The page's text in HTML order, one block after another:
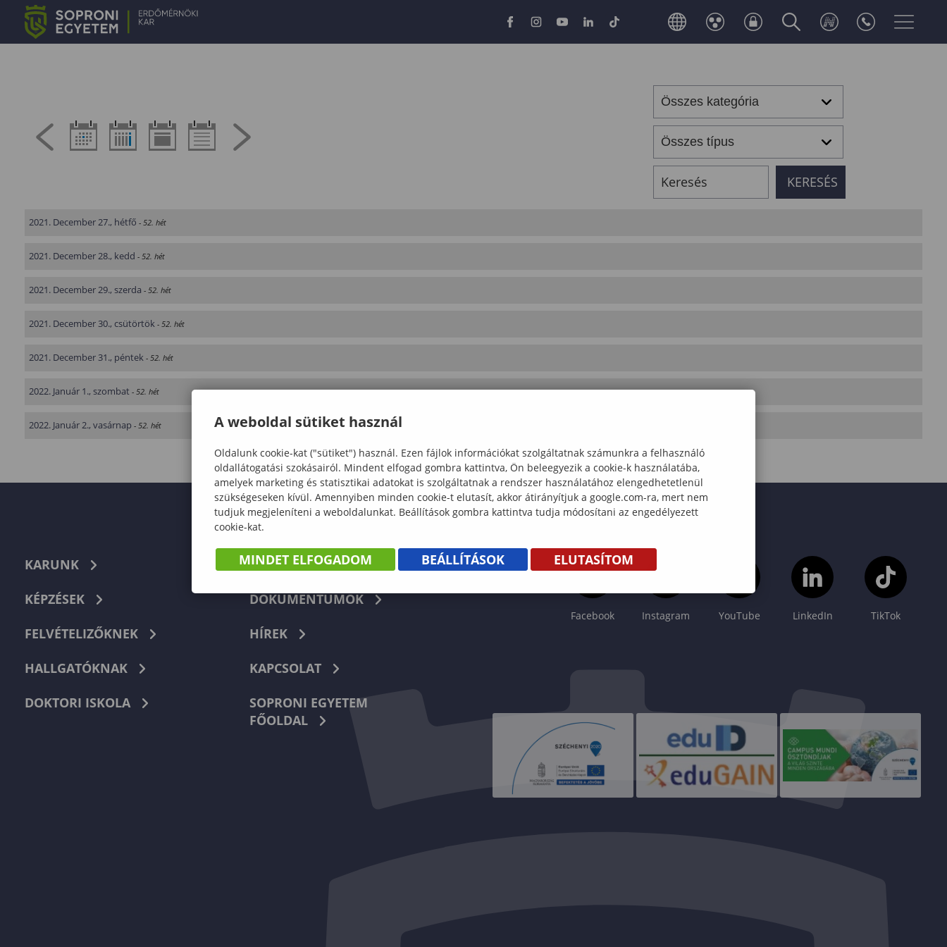
2021. December 27., hétfő - 52. hét
2021. December 28., kedd - 52. hét
2021. December 29., szerda - 52. hét
2021. December 30., csütörtök - 52. hét
2021. December 31., péntek - 52. hét
2022. Január 1., szombat - 52. hét
2022. Január 2., vasárnap - 52. hét
KARUNK
KÉPZÉSEK
FELVÉTELIZŐKNEK
HALLGATÓKNAK
DOKTORI ISKOLA
TELEFONKÖNYV
DOKUMENTUMOK
HÍREK
KAPCSOLAT
SOPRONI EGYETEM
FŐOLDAL
Facebook Instagram YouTube LinkedIn TikTok
A weboldal sütiket használ
Oldalunk cookie-kat ("sütiket") használ. Ezen fájlok információkat szolgáltatnak számunkra a felhasználó
oldallátogatási szokásairól. Mindent elfogad gombra kattintva, Ön beleegyezik a cookie-k használatába,
amelyek marketing és statisztikai adatokat is szolgáltatnak a rendszer használatához elengedhetetlenül
szükségeseken kívül. Amennyiben minden cookie-t elutasít, akkor átirányítjuk a google.com-ra, mert nem
tudjuk megjeleníteni a weboldalunkat. Beállítások gombra kattintva tudja módosítani az engedélyezett
cookie-kat.
MINDET ELFOGADOM BEÁLLÍTÁSOK ELUTASÍTOM